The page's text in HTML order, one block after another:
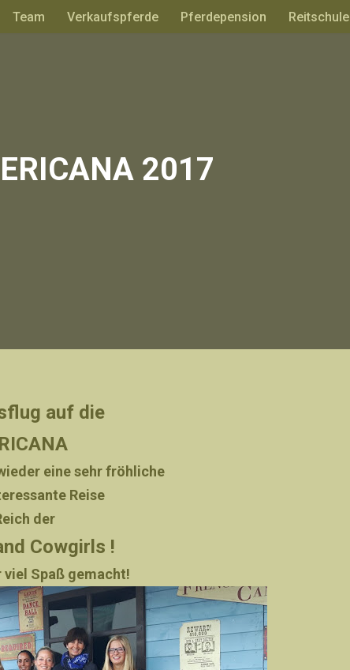
Team Verkaufspferde Pferdepension Reitschule
2017
auf die
eine sehr fröhliche
Reise
der
Cowgirls !
viel Spaß gemacht!